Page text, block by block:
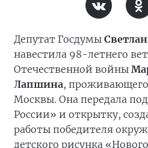
Депутат Госдумы
навестила 98-летнего
Отечественной войны
Лапшина,
Москвы. Она передала
России» и открытку,
работы победителя
детского рисунка